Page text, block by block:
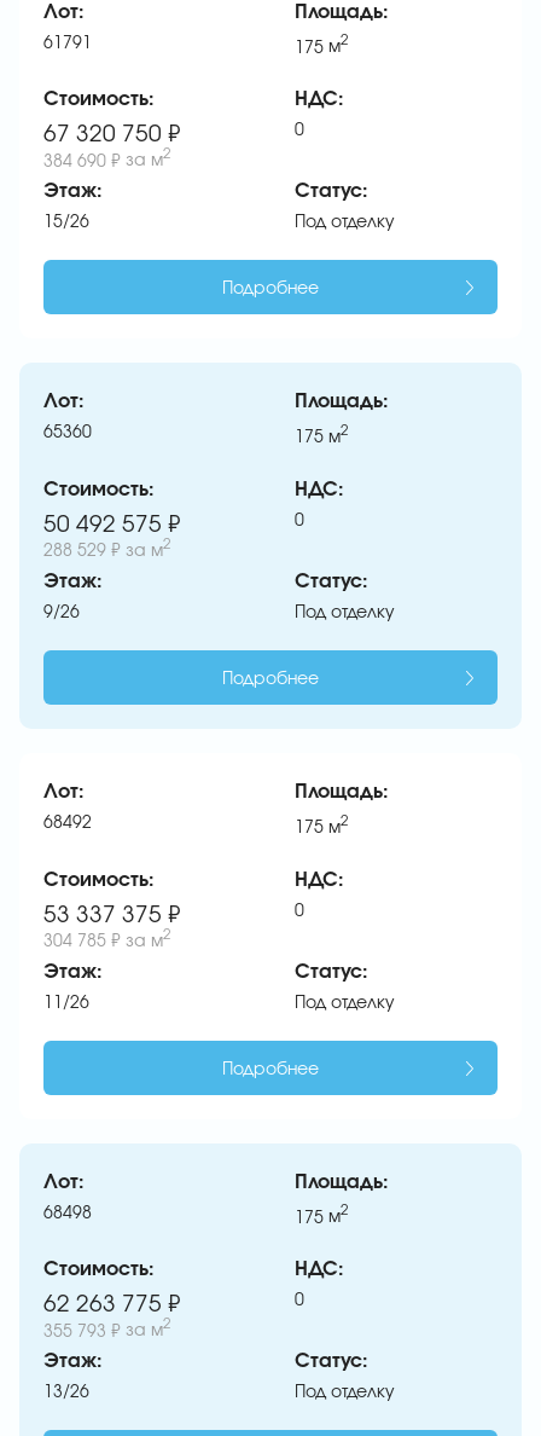
Лот:
61791
Площадь:
175 м2
Стоимость:
67 320 750 ₽
384 690 ₽ за м2
НДС:
0
Этаж:
15/26
Статус:
Под отделку
Подробнее
Лот:
65360
Площадь:
175 м2
Стоимость:
50 492 575 ₽
288 529 ₽ за м2
НДС:
0
Этаж:
9/26
Статус:
Под отделку
Подробнее
Лот:
68492
Площадь:
175 м2
Стоимость:
53 337 375 ₽
304 785 ₽ за м2
НДС:
0
Этаж:
11/26
Статус:
Под отделку
Подробнее
Лот:
68498
Площадь:
175 м2
Стоимость:
62 263 775 ₽
355 793 ₽ за м2
НДС:
0
Этаж:
13/26
Статус:
Под отделку